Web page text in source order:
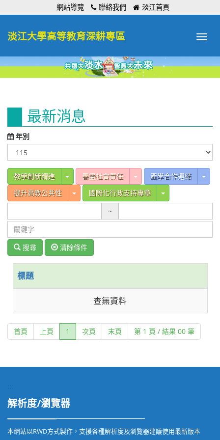
網站導覽 聯絡我們 淡江首頁
Toggle
淡江大學高等教育深耕專區
最新消息
年別
教學創新精進 Toggle Dropdown
善盡社會責任 Toggle Dropdown
產學合作連結
提升高教公共性
Toggle Dropdown
國際化行政支持專章
Toggle
~
搜尋 清除條件
標題
查無資料
首頁 上頁 1 (current)
次頁 末頁 第 1 頁 / 結果 00 筆
解析度/瀏覽器
本網站以RWD方式製作，支援各種解析度及瀏覽器建議使用最新版本